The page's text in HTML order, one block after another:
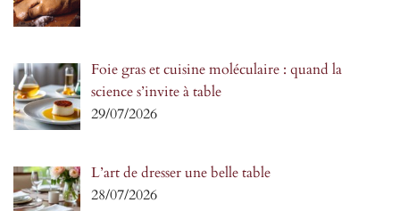
Foie gras et cuisine moléculaire : quand la
science s’invite à table
29/07/2026
L’art de dresser une belle table
28/07/2026